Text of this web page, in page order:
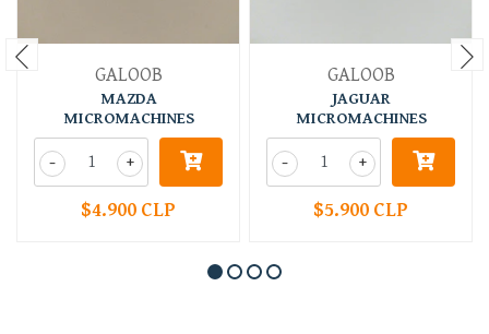
GALOOB
MAZDA
MICROMACHINES
+
-
$4.900 CLP
GALOOB
JAGUAR
MICROMACHINES
+
-
$5.900 CLP